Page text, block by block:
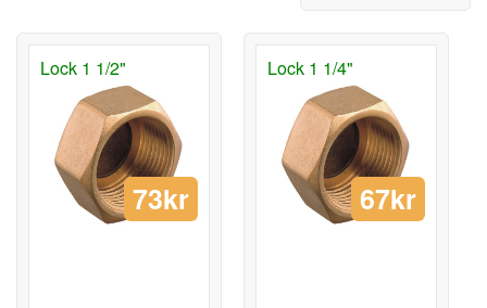
Lock 1 1/2"
73kr
Lock 1 1/4"
67kr